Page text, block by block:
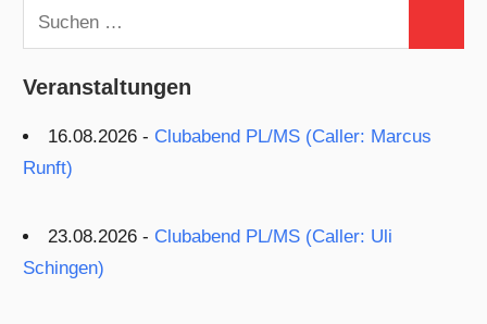
Suchen
nach:
Veranstaltungen
16.08.2026 - Clubabend PL/MS (Caller: Marcus
Runft)
23.08.2026 - Clubabend PL/MS (Caller: Uli
Schingen)